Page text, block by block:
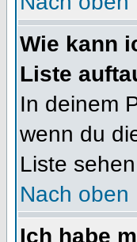
Wie kann
Liste
In deinem
wenn du
Liste
Nach oben
Ich habe